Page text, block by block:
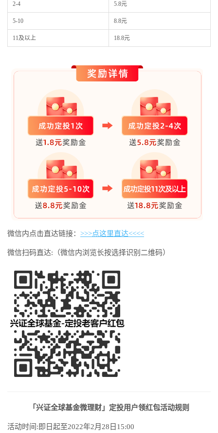
2-4 5.8元
5-10 8.8元
11及以上 18.8元
微信内点击直达链接： >>>点这里直达<<<<
微信扫码直达:（微信内浏览长按选择识别二维码）
「兴证全球基金微理财」定投用户领红包活动规则
活动时间:即日起至2022年2月28日15:00